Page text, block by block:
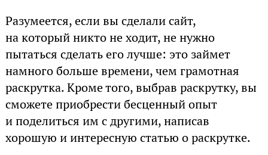
Разумеется, если вы сделали сайт,
на который никто не ходит, не нужно
пытаться сделать его лучше: это займет
намного больше времени, чем грамотная
раскрутка. Кроме того, выбрав раскрутку, вы
сможете приобрести бесценный опыт
и поделиться им с другими, написав
хорошую и интересную статью о раскрутке.